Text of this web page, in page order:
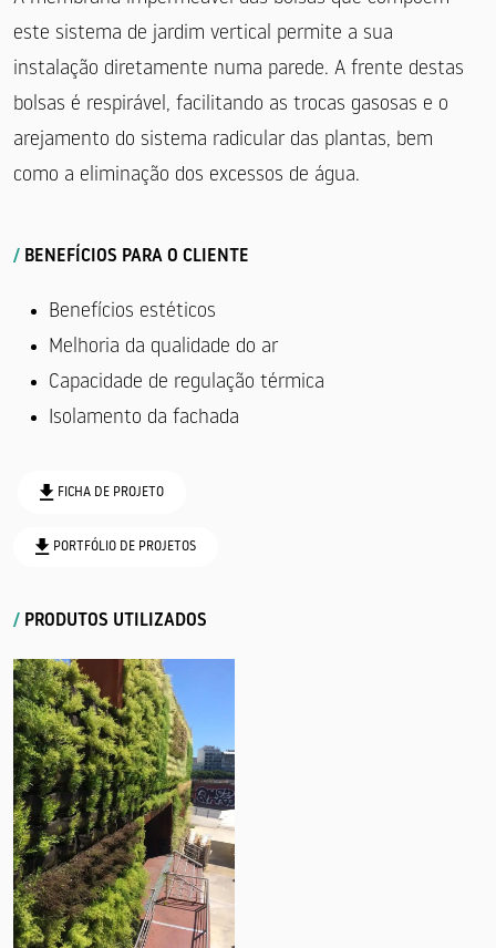
este sistema de jardim vertical permite a sua
instalação diretamente numa parede. A frente destas
bolsas é respirável, facilitando as trocas gasosas e o
arejamento do sistema radicular das plantas, bem
como a eliminação dos excessos de água.
/ BENEFÍCIOS PARA O CLIENTE
Benefícios estéticos
Melhoria da qualidade do ar
Capacidade de regulação térmica
Isolamento da fachada
FICHA DE PROJETO
PORTFÓLIO DE PROJETOS
/ PRODUTOS UTILIZADOS